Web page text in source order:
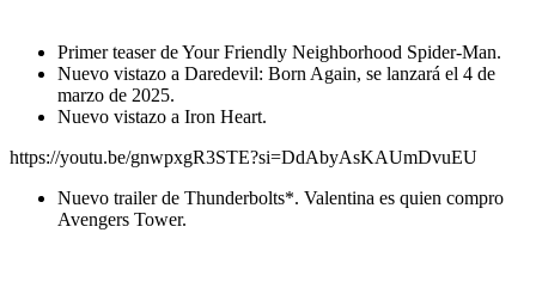
Primer teaser de Your Friendly Neighborhood Spider-Man.
Nuevo vistazo a Daredevil: Born Again, se lanzará el 4 de
marzo de 2025.
Nuevo vistazo a Iron Heart.
https://youtu.be/gnwpxgR3STE?si=DdAbyAsKAUmDvuEU
Nuevo trailer de Thunderbolts*. Valentina es quien compro
Avengers Tower.